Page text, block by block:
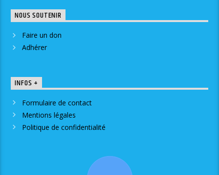
NOUS SOUTENIR
Faire un don
Adhérer
INFOS +
Formulaire de contact
Mentions légales
Politique de confidentialité